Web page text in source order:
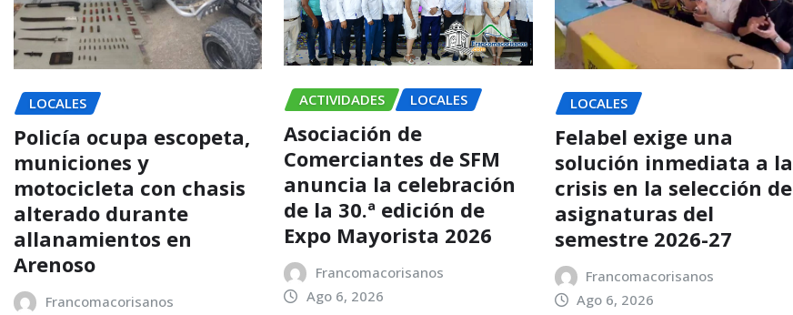
LOCALES
Policía ocupa escopeta,
municiones y
motocicleta con chasis
alterado durante
allanamientos en
Arenoso
Francomacorisanos
ACTIVIDADES LOCALES
Asociación de
Comerciantes de SFM
anuncia la celebración
de la 30.ª edición de
Expo Mayorista 2026
Francomacorisanos
Ago 6, 2026
LOCALES
Felabel exige una
solución inmediata a la
crisis en la selección de
asignaturas del
semestre 2026-27
Francomacorisanos
Ago 6, 2026